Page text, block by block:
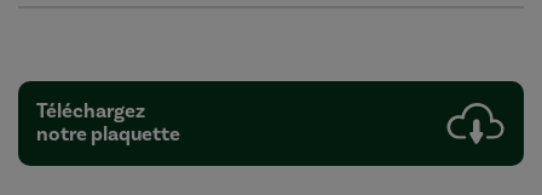
Téléchargez
notre plaquette